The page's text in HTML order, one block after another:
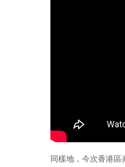
同樣地，今次香港區